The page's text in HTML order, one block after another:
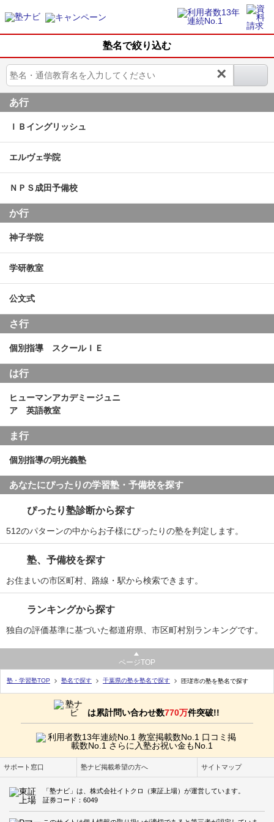
塾名で絞り込む
×
あ行
ＩＢイングリッシュ
エルヴェ学院
ＮＰＳ成田予備校
か行
神子学院
学研教室
公文式
さ行
個別指導 スクールＩＥ
は行
ヒューマンアカデミージュニ
ア 英語教室
ま行
個別指導の明光義塾
あなたにぴったりの学習塾・予備校を探す
ぴったり塾診断から探す
512のパターンの中からお子様にぴったりの塾を判定します。
塾、予備校を探す
お住まいの市区町村、路線・駅から検索できます。
ランキングから探す
独自の評価基準に基づいた都道府県、市区町村別ランキングです。
ページTOP
塾・学習塾TOP 塾名で探す 千葉県の塾を塾名で探す 匝瑳市の塾を塾名で探す
は累計問い合わせ数770万件突破!!
サポート窓口 塾ナビ掲載希望の方へ サイトマップ
「塾ナビ」は、株式会社イトクロ（東証上場）が運営しています。
証券コード：6049